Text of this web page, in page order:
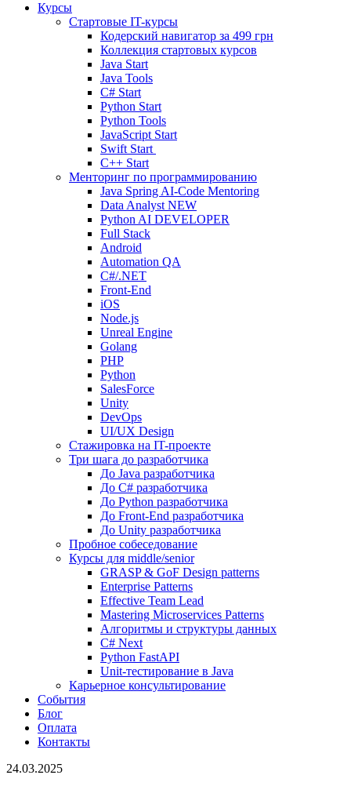
Курсы
Стартовые IT-курсы
Кодерский навигатор за 499 грн
Коллекция стартовых курсов
Java Start
Java Tools
C# Start
Python Start
Python Tools
JavaScript Start
Swift Start
C++ Start
Менторинг по программированию
Java Spring AI-Code Mentoring
Data Analyst NEW
Python AI DEVELOPER
Full Stack
Android
Automation QA
C#/.NET
Front-End
iOS
Node.js
Unreal Engine
Golang
PHP
Python
SalesForce
Unity
DevOps
UI/UX Design
Стажировка на IT-проекте
Три шага до разработчика
До Java разработчика
До C# разработчика
До Python разработчика
До Front-End разработчика
До Unity разработчика
Пробное собеседование
Курсы для middle/senior
GRASP & GoF Design patterns
Enterprise Patterns
Effective Team Lead
Mastering Microservices Patterns
Алгоритмы и структуры данных
C# Next
Python FastAPI
Unit-тестирование в Java
Карьерное консультирование
События
Блог
Оплата
Контакты
24.03.2025